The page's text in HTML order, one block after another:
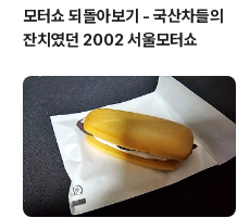
모터쇼 되돌아보기 - 국산차들의
잔치였던 2002 서울모터쇼